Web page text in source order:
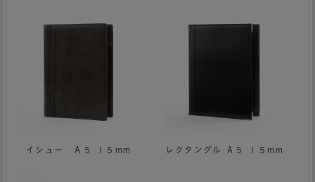
イシュー Ａ５ １５mm レクタングル Ａ５ １５mm